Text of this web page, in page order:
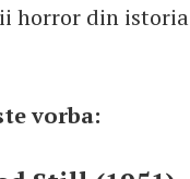
horror din
vorba: